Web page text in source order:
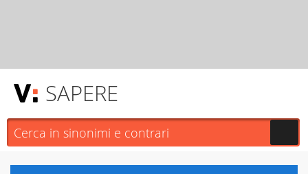
SAPERE